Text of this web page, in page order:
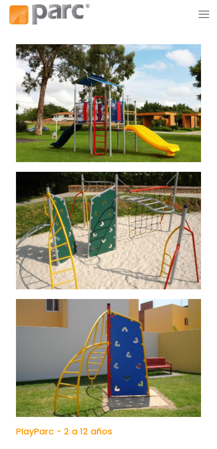
PlayParc - 2 a 12 años